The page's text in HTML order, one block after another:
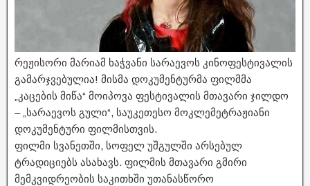
რეჟისორი მარიამ ხაჭვანი სარაევოს კინოფესტივალის
გამარჯვებულია! მისმა დოკუმენტურმა ფილმმა
„კაცების მიწა“ მოიპოვა ფესტივალის მთავარი ჯილდო
– „სარაევოს გული“, საუკეთესო მოკლემეტრაჟიანი
დოკუმენტური ფილმისთვის.
ფილმი სვანეთში, სოფელ უშგულში არსებულ
ტრადიციებს ასახავს. ფილმის მთავარი გმირი
მემკვიდრეობის საკითხში უთანასწორო